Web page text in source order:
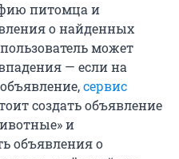
питомца и
о найденных
может
— если на
сервис
создать объявление
и
объявления о